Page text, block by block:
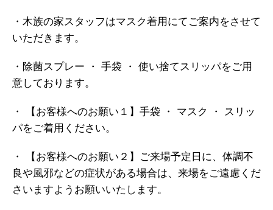
・木族の家スタッフはマスク着用にてご案内をさせて
いただきます。
・除菌スプレー ・ 手袋 ・ 使い捨てスリッパをご用
意しております。
・ 【お客様へのお願い１】手袋 ・ マスク ・ スリッ
パをご着用ください。
・ 【お客様へのお願い２】ご来場予定日に、体調不
良や風邪などの症状がある場合は、来場をご遠慮くだ
さいますようお願いいたします。